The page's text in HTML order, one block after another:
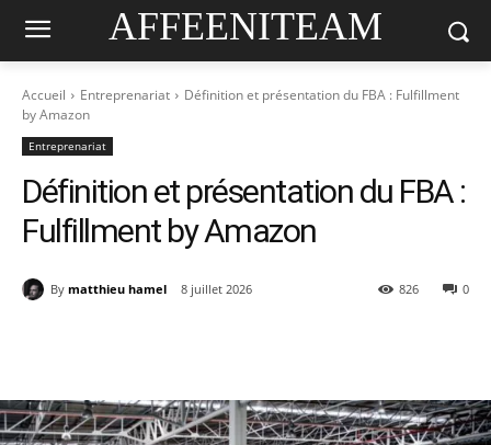
AFFEENITEAM
Accueil Entreprenariat
Définition et présentation du FBA : Fulfillment
by Amazon
Entreprenariat
Définition et présentation du FBA :
Fulfillment by Amazon
By matthieu hamel 8 juillet 2026 0
826